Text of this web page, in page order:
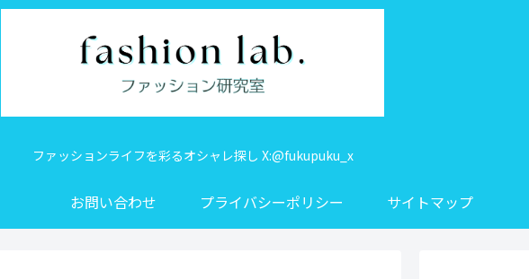
ファッションライフを彩るオシャレ探し X:@fukupuku_x
お問い合わせ プライバシーポリシー サイトマップ